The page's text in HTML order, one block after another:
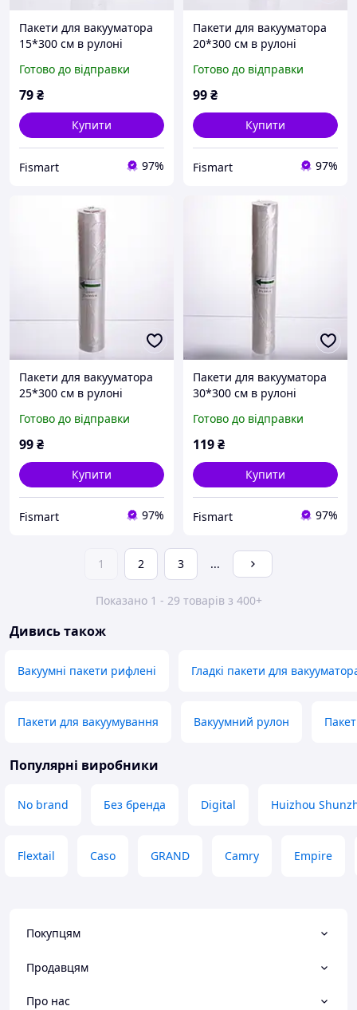
Пакети для вакууматора
15*300 см в рулоні
Готово до відправки
79₴
Купити
Fismart 97%
Пакети для вакууматора
20*300 см в рулоні
Готово до відправки
99₴
Купити
Fismart 97%
Пакети для вакууматора
25*300 см в рулоні
Готово до відправки
99₴
Купити
Fismart 97%
Пакети для вакууматора
30*300 см в рулоні
Готово до відправки
119₴
Купити
Fismart 97%
1 2 3 ...
Показано 1 - 29 товарів з 400+
Дивись також
Вакуумні пакети рифлені Гладкі пакети для
Пакети для вакуумування Вакуумний рулон
Популярні виробники
No brand Без бренда Digital Huizhou
Flextail Caso GRAND Camry Empire
Покупцям
Продавцям
Про нас